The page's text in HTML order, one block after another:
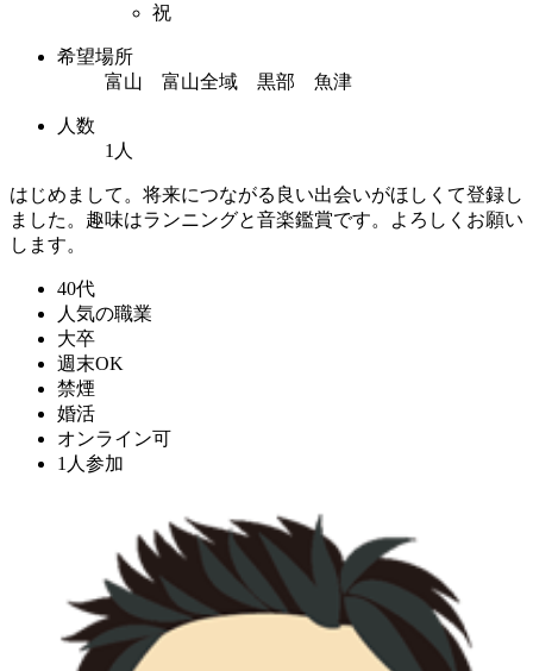
祝
希望場所
富山 富山全域 黒部 魚津
人数
1人
はじめまして。将来につながる良い出会いがほしくて登録し
ました。趣味はランニングと音楽鑑賞です。よろしくお願い
します。
40代
人気の職業
大卒
週末OK
禁煙
婚活
オンライン可
1人参加